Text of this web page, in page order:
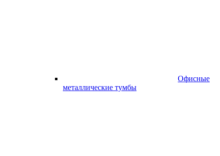
Офисные
металлические тумбы